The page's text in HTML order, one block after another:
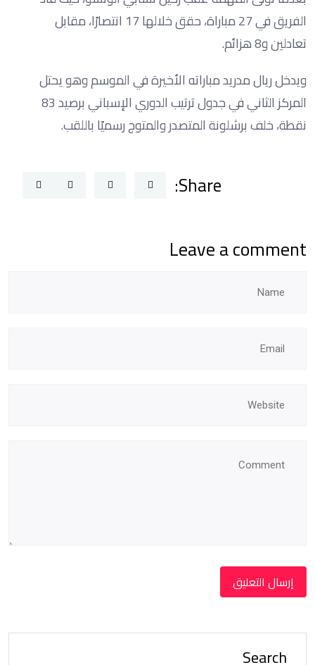
الفريق في 27 مباراة، حقق خلالها 17 انتصارًا، مقابل
تعادلين و8 هزائم.
ويدخل ريال مدريد مباراته الأخيرة في الموسم وهو يحتل
المركز الثاني في جدول ترتيب الدوري الإسباني برصيد 83
نقطة، خلف برشلونة المتصدر والمتوج رسميًا باللقب.
Share:
Leave a comment
Search